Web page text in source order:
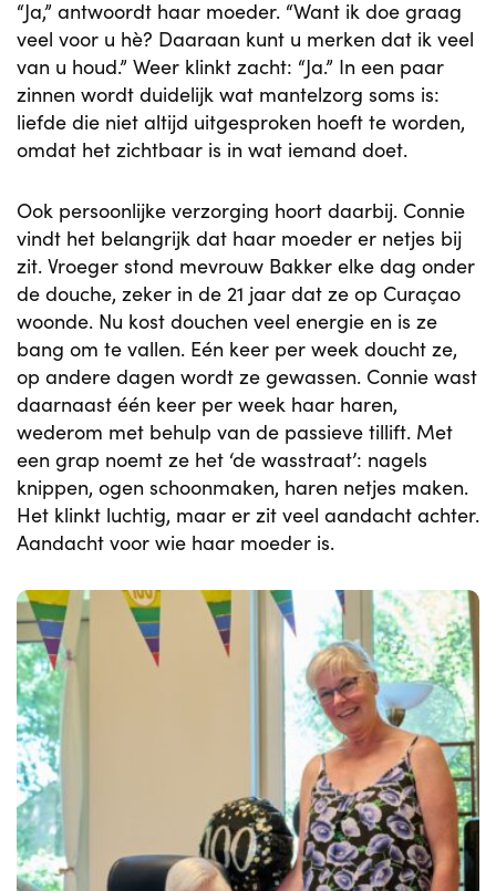
“Ja,” antwoordt haar moeder. “Want ik doe graag
veel voor u hè? Daaraan kunt u merken dat ik veel
van u houd.” Weer klinkt zacht: “Ja.” In een paar
zinnen wordt duidelijk wat mantelzorg soms is:
liefde die niet altijd uitgesproken hoeft te worden,
omdat het zichtbaar is in wat iemand doet.
Ook persoonlijke verzorging hoort daarbij. Connie
vindt het belangrijk dat haar moeder er netjes bij
zit. Vroeger stond mevrouw Bakker elke dag onder
de douche, zeker in de 21 jaar dat ze op Curaçao
woonde. Nu kost douchen veel energie en is ze
bang om te vallen. Eén keer per week doucht ze,
op andere dagen wordt ze gewassen. Connie wast
daarnaast één keer per week haar haren,
wederom met behulp van de passieve tillift. Met
een grap noemt ze het ‘de wasstraat’: nagels
knippen, ogen schoonmaken, haren netjes maken.
Het klinkt luchtig, maar er zit veel aandacht achter.
Aandacht voor wie haar moeder is.